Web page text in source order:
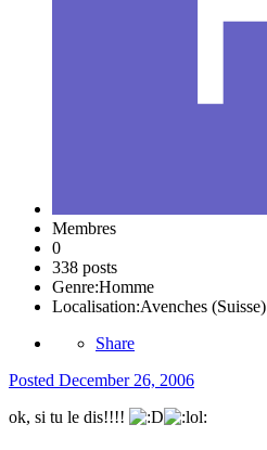
Membres
0
338 posts
Genre:Homme
Localisation:Avenches (Suisse)
Share
Posted December 26, 2006
ok, si tu le dis!!!!